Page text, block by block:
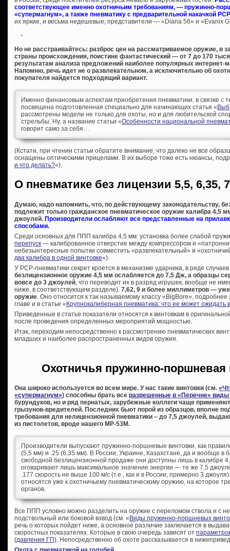
соответствующее именно охотничьим требованиям, — пружинно-
«супермагнум», а также пневматику с предварительной накачкой
их яркие, и весьма недешевые, представители — «Diana 56» и «Evanix
Но не расстраивайтесь: разброс цен на рассматриваемое оружие, в
страны происхождения, поистине фантастический — от 7 до 170
результатам анализа предложений наиболее популярных интернет-
Напомню, речь идет не о развлекательном, а исключительно об
покупателя найдется подходящий вариант.
Именно финансовым аспектам приобретения пневматики, в связке с
посвящена подготовленная специально для начинающих статья «
рассмотрены модели не только для охоты, но и для любительской
стрельбы. Ну, а название статьи «Особенности национальной
говорит само за себя…
(Кстати, при чтении статьи обратите внимание, что далеко не все
оснащены оптическими прицелами. В их выборе тоже есть нюансы,
и что делать?«).
О пневматике без лицензии 5,5, 6,35,
Думаю, надо напомнить, что, по действующему законодательству,
подлежит только гражданское пневматическое оружие калибра 4,5
джоулей. Производители ослабляют все представленные на
способами.
Среди основных для ППП калибра 4,5 мм: установка более слабой
перепуск — калиброванное отверстие между компрессором и
небезынтересные попытки совместить «развлекательный» и
два калибра в одной винтовке«).
У PCP-пневматики секрет кроется в механизме ударника, в ряде
безлицензионное оружие 4,5 мм ослабляется до 7,5 Дж, а образцы
вовсе до 3 джоулей , что переводит их в разряд игрушек, вообще не
ниже, в соответствующем разделе). 7,62, 9 и более миллиметров —
оружие . Оно относится к так называемому классу «BigBore»,
главе и в статье «Крупнокалиберная пневматика: что ее может ожидать
Приведенные в статье показатели относятся к винтовкам в
после проведения определенных мероприятий мощностью.
Итак, переходим непосредственно к рассмотрению пневматических
младших и наиболее распространенных видов оружия.
Охотничья пружинно-
Она широко используется во всем мире. У нас такие винтовки (см.
«супермагнум») способны брать все разрешенные в «Перечне» виды
бурундуков, но и ряд пернатых, зарубежные коллеги чаще
грызунов-вредителей. Последних бьют порой из образцов, вполне
требования для нелицензионной пневматики – до 7,5 джоулей,
из пистолетов, вроде нашего МР-53М.
Производители выпускают пружинно-поршневые винтовки, как
(5,5 мм) и .25 (6,35 мм). В России, Украине, Казахстане, да и вообще в
свободной безлицензионной продаже они доступны лишь в калибре
оговаривают лишь максимальное значение энергии — те же 7,5
.177 скорость не выше 100 м/с (т.е., как и в России, примерно 3
относятся уже к охотничьему пневматическому оружию, на которое
органов.
Все ППП условно можно разделить на оружие с переломом ствола и с
подствольный или боковой взвод (см. « Виды пружинно-поршневых
речь о которых пойдет ниже, а основное различие заключается в
скоростных показателях. Которые в свою очередь зависят от
(давления ГП). Непосредственно об охоте рассказывается в